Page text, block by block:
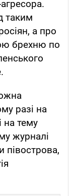
таким
а про
брехню по
разі на
на тему
журналі
півострова,